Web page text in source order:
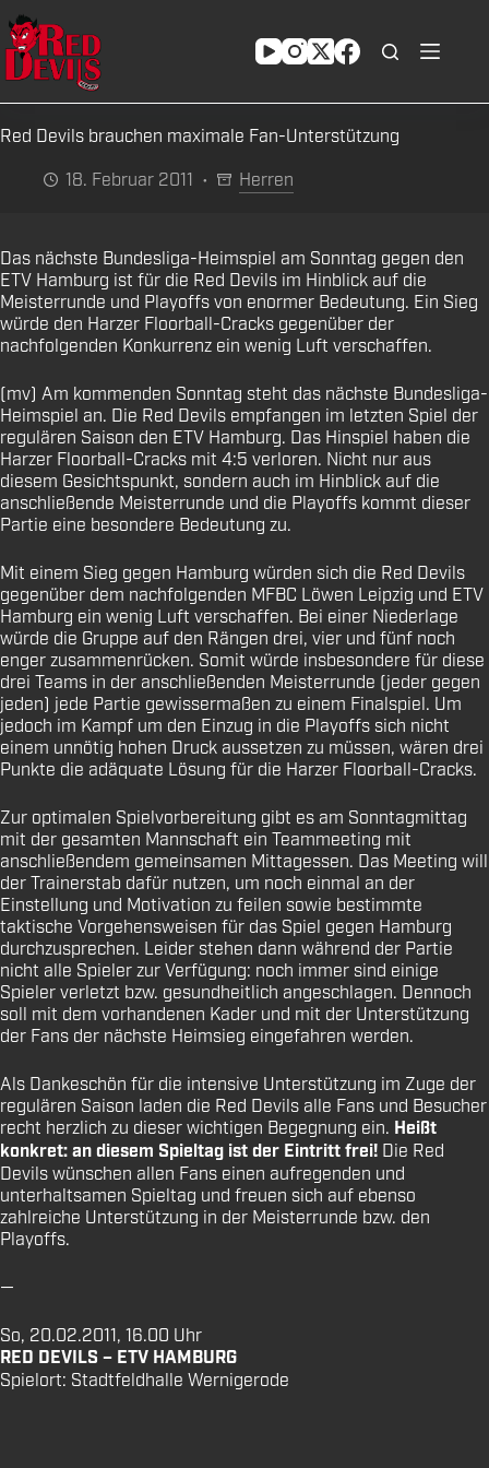
Zum
Inhalt
springen
Red Devils brauchen maximale Fan-Unterstützung
18. Februar 2011
Herren
Das nächste Bundesliga-Heimspiel am Sonntag gegen den
ETV Hamburg ist für die Red Devils im Hinblick auf die
Meisterrunde und Playoffs von enormer Bedeutung. Ein Sieg
würde den Harzer Floorball-Cracks gegenüber der
nachfolgenden Konkurrenz ein wenig Luft verschaffen.
(mv) Am kommenden Sonntag steht das nächste Bundesliga-
Heimspiel an. Die Red Devils empfangen im letzten Spiel der
regulären Saison den ETV Hamburg. Das Hinspiel haben die
Harzer Floorball-Cracks mit 4:5 verloren. Nicht nur aus
diesem Gesichtspunkt, sondern auch im Hinblick auf die
anschließende Meisterrunde und die Playoffs kommt dieser
Partie eine besondere Bedeutung zu.
Mit einem Sieg gegen Hamburg würden sich die Red Devils
gegenüber dem nachfolgenden MFBC Löwen Leipzig und ETV
Hamburg ein wenig Luft verschaffen. Bei einer Niederlage
würde die Gruppe auf den Rängen drei, vier und fünf noch
enger zusammenrücken. Somit würde insbesondere für diese
drei Teams in der anschließenden Meisterrunde (jeder gegen
jeden) jede Partie gewissermaßen zu einem Finalspiel. Um
jedoch im Kampf um den Einzug in die Playoffs sich nicht
einem unnötig hohen Druck aussetzen zu müssen, wären drei
Punkte die adäquate Lösung für die Harzer Floorball-Cracks.
Zur optimalen Spielvorbereitung gibt es am Sonntagmittag
mit der gesamten Mannschaft ein Teammeeting mit
anschließendem gemeinsamen Mittagessen. Das Meeting will
der Trainerstab dafür nutzen, um noch einmal an der
Einstellung und Motivation zu feilen sowie bestimmte
taktische Vorgehensweisen für das Spiel gegen Hamburg
durchzusprechen. Leider stehen dann während der Partie
nicht alle Spieler zur Verfügung: noch immer sind einige
Spieler verletzt bzw. gesundheitlich angeschlagen. Dennoch
soll mit dem vorhandenen Kader und mit der Unterstützung
der Fans der nächste Heimsieg eingefahren werden.
Als Dankeschön für die intensive Unterstützung im Zuge der
regulären Saison laden die Red Devils alle Fans und Besucher
recht herzlich zu dieser wichtigen Begegnung ein. Heißt
konkret: an diesem Spieltag ist der Eintritt frei! Die Red
Devils wünschen allen Fans einen aufregenden und
unterhaltsamen Spieltag und freuen sich auf ebenso
zahlreiche Unterstützung in der Meisterrunde bzw. den
Playoffs.
—
So, 20.02.2011, 16.00 Uhr
RED DEVILS – ETV HAMBURG
Spielort: Stadtfeldhalle Wernigerode